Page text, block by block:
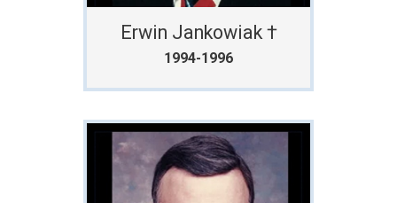
Erwin Jankowiak †
1994-1996